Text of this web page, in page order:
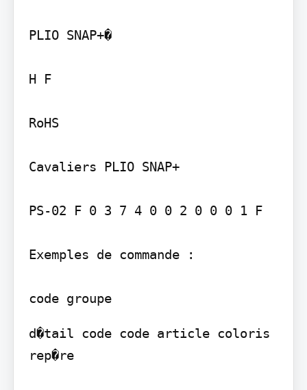
PLIO SNAP+�
H F
RoHS
Cavaliers PLIO SNAP+
PS-02 F 0 3 7 4 0 0 2 0 0 0 1 F
Exemples de commande :
code groupe
d�tail code code article coloris
rep�re